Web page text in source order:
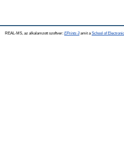
REAL-MS, az alkalamzott szoftver: EPrints 3amit a School of